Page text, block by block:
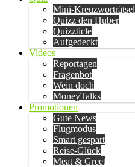
Mini-Kreuzworträtsel
Quizz den Huber
Quizzticle
Aufgedeckt
Videos
Reportagen
Fragenbot
Wein doch
MoneyTalks
Promotionen
Gute News
Flugmodus
Smart gespart
Reise-Glück
Meat & Greet